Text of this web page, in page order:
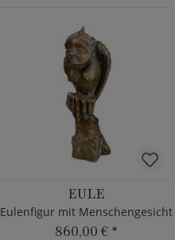
EULE
Eulenfigur mit Menschengesicht
860,00 € *